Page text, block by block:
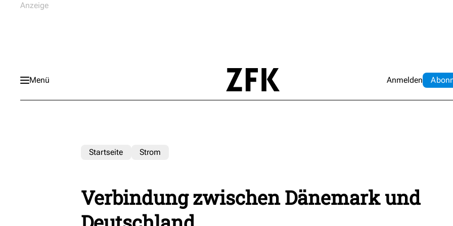
Menü Anmelden Abo
Startseite Strom
Verbindung zwischen Dänemark und